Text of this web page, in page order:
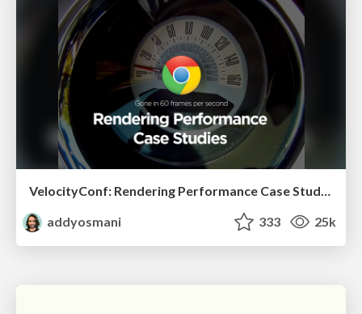
VelocityConf: Rendering Performance Case Studies
addyosmani
333 25k